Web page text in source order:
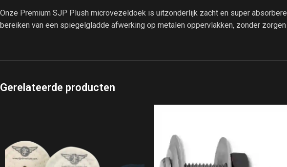
Onze Premium SJP Plush microvezeldoek is uitzonderlijk zacht en super
bereiken van een spiegelgladde afwerking op metalen oppervlakken, zonder
Gerelateerde producten